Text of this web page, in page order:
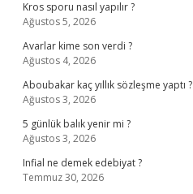
Kros sporu nasıl yapılır ?
Ağustos 5, 2026
Avarlar kime son verdi ?
Ağustos 4, 2026
Aboubakar kaç yıllık sözleşme yaptı ?
Ağustos 3, 2026
5 günlük balık yenir mi ?
Ağustos 3, 2026
Infial ne demek edebiyat ?
Temmuz 30, 2026